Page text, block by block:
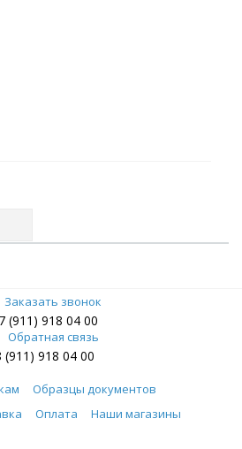
Заказать звонок
(911) 918 04 00
Обратная связь
(911) 918 04 00
Образцы документов
Оплата
Наши магазины